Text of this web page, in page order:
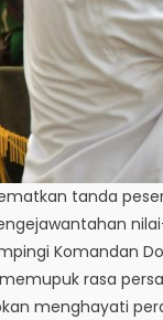
tanda
Komandan
rasa
menghayati